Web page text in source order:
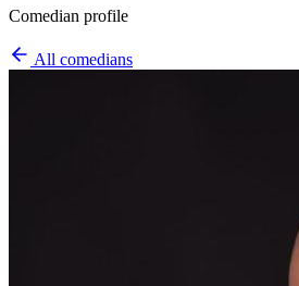
Comedian profile
All comedians